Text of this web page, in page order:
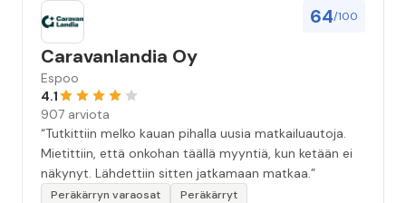
64/100
Caravanlandia Oy
Espoo
4.1
907 arviota
“Tutkittiin melko kauan pihalla uusia matkailuautoja.
Mietittiin, että onkohan täällä myyntiä, kun ketään ei
näkynyt. Lähdettiin sitten jatkamaan matkaa.”
Peräkärryn varaosat
Peräkärryt